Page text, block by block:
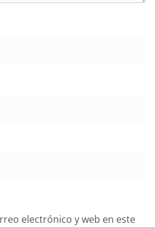
electrónico y web en este